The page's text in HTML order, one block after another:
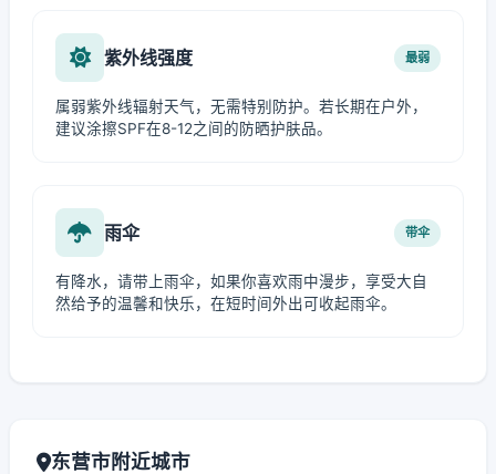
紫外线强度 最弱
属弱紫外线辐射天气，无需特别防护。若长期在户外，
建议涂擦SPF在8-12之间的防晒护肤品。
雨伞 带伞
有降水，请带上雨伞，如果你喜欢雨中漫步，享受大自
然给予的温馨和快乐，在短时间外出可收起雨伞。
东营市附近城市